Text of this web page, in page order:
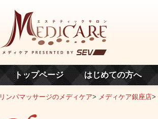
トップページ はじめての方へ
リンパマッサージのメディケア> メディケア銀座店>